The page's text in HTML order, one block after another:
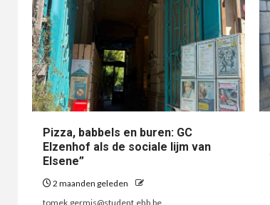
Pizza, babbels en buren: GC
Elzenhof als de sociale lijm van
Elsene”
2 maanden geleden
tomek.germis@student.ehb.be